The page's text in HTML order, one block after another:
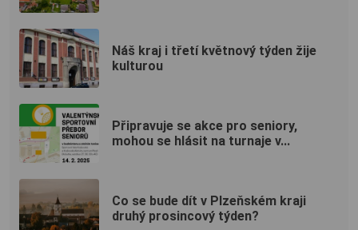
Náš kraj i třetí květnový týden žije
kulturou
Připravuje se akce pro seniory,
mohou se hlásit na turnaje v...
Co se bude dít v Plzeňském kraji
druhý prosincový týden?